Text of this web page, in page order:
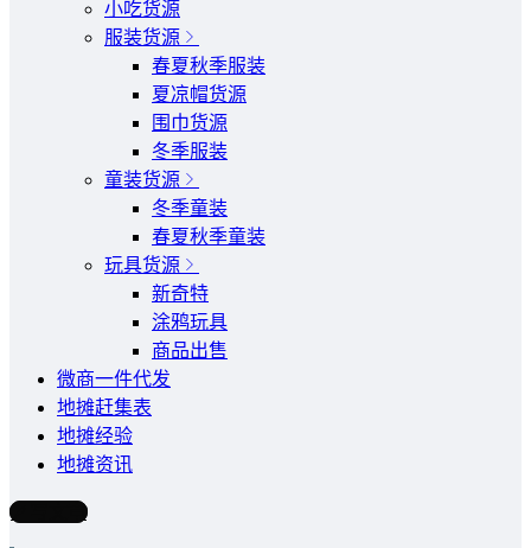
小吃货源
服装货源
春夏秋季服装
夏凉帽货源
围巾货源
冬季服装
童装货源
冬季童装
春夏秋季童装
玩具货源
新奇特
涂鸦玩具
商品出售
微商一件代发
地摊赶集表
地摊经验
地摊资讯
写文章